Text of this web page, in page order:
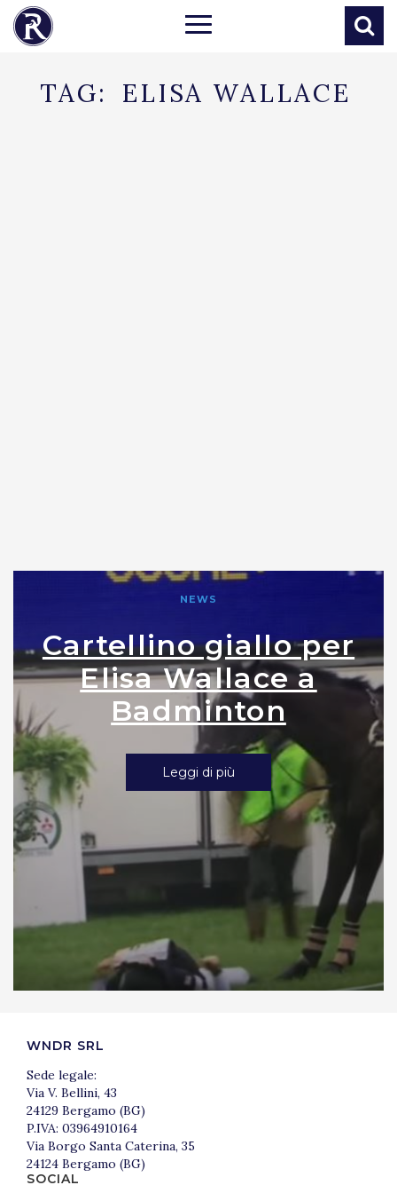
TAG: ELISA WALLACE
NEWS
Cartellino giallo per
Elisa Wallace a
Badminton
Leggi di più
WNDR SRL
Sede legale:
Via V. Bellini, 43
24129 Bergamo (BG)
P.IVA: 03964910164
Via Borgo Santa Caterina, 35
24124 Bergamo (BG)
SOCIAL